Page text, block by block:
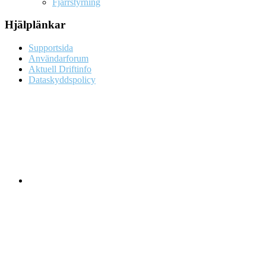
Hjälplänkar
Supportsida
Användarforum
Aktuell Driftinfo
Dataskyddspolicy